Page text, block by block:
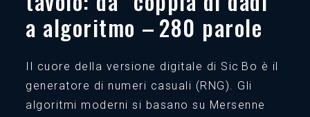
a algoritmo – 280 parole
Il cuore della versione digitale di Sic Bo è il
generatore di numeri casuali (RNG). Gli
algoritmi moderni si basano su Mersenne